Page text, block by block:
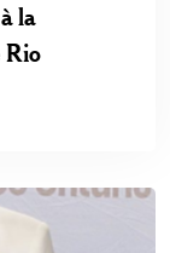
la
Rio